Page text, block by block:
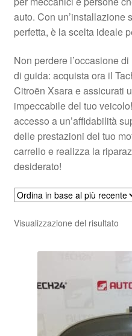
Rimostranza
Spedizione in tutto il mondo
Termini e condizioni
auto. Con un’installazione
perfetta, è la scelta ideale
Non perdere l’occasione
di guida: acquista ora il
Citroën Xsara e assicurati
impeccabile del tuo
accesso a un’affidabilità
delle prestazioni del tuo
carrello e realizza la
desiderato!
Visualizzazione del risultato